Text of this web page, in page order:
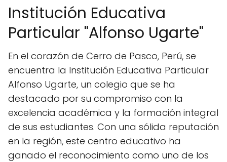
Institución Educativa
Particular "Alfonso Ugarte"
En el corazón de Cerro de Pasco, Perú, se
encuentra la Institución Educativa Particular
Alfonso Ugarte, un colegio que se ha
destacado por su compromiso con la
excelencia académica y la formación integral
de sus estudiantes. Con una sólida reputación
en la región, este centro educativo ha
ganado el reconocimiento como uno de los